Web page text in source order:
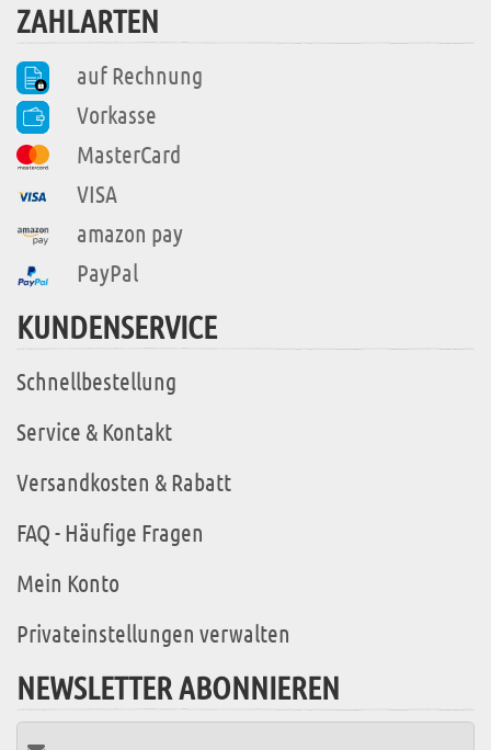
ZAHLARTEN
auf Rechnung
Vorkasse
MasterCard
VISA
amazon pay
PayPal
KUNDENSERVICE
Schnellbestellung
Service & Kontakt
Versandkosten & Rabatt
FAQ - Häufige Fragen
Mein Konto
Privateinstellungen verwalten
NEWSLETTER ABONNIEREN